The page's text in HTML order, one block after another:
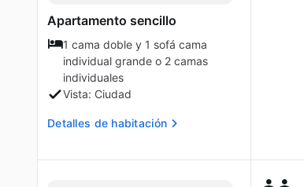
Apartamento sencillo
1 cama doble y 1 sofá cama
individual grande o 2 camas
individuales
Vista: Ciudad
Detalles de habitación